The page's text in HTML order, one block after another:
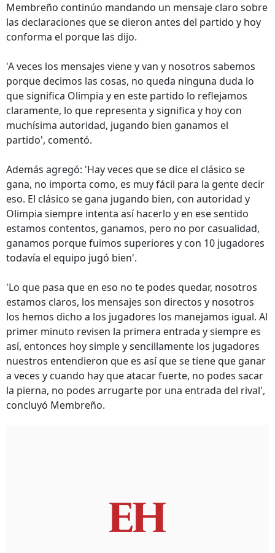
Membreño continúo mandando un mensaje claro sobre
las declaraciones que se dieron antes del partido y hoy
conforma el porque las dijo.
'A veces los mensajes viene y van y nosotros sabemos
porque decimos las cosas, no queda ninguna duda lo
que significa Olimpia y en este partido lo reflejamos
claramente, lo que representa y significa y hoy con
muchísima autoridad, jugando bien ganamos el
partido', comentó.
Además agregó: 'Hay veces que se dice el clásico se
gana, no importa como, es muy fácil para la gente decir
eso. El clásico se gana jugando bien, con autoridad y
Olimpia siempre intenta así hacerlo y en ese sentido
estamos contentos, ganamos, pero no por casualidad,
ganamos porque fuimos superiores y con 10 jugadores
todavía el equipo jugó bien'.
'Lo que pasa que en eso no te podes quedar, nosotros
estamos claros, los mensajes son directos y nosotros
los hemos dicho a los jugadores los manejamos igual. Al
primer minuto revisen la primera entrada y siempre es
así, entonces hoy simple y sencillamente los jugadores
nuestros entendieron que es así que se tiene que ganar
a veces y cuando hay que atacar fuerte, no podes sacar
la pierna, no podes arrugarte por una entrada del rival',
concluyó Membreño.